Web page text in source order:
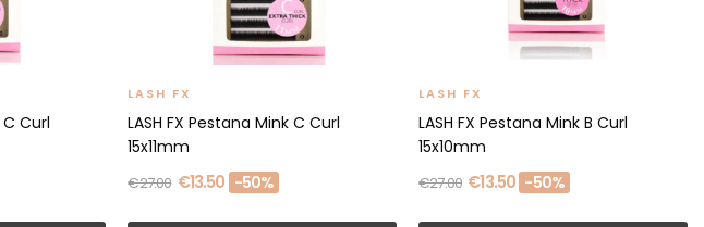
C Curl
LASH FX
LASH FX Pestana Mink C Curl
15x11mm
€27.00 €13.50 -50%
LASH FX
LASH FX Pestana Mink B Curl
15x10mm
€27.00 €13.50 -50%